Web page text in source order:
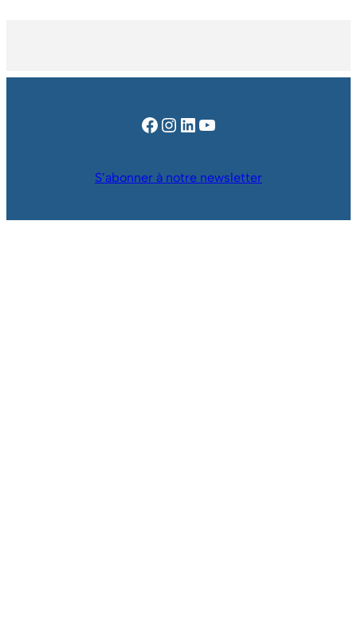
Facebook
Instagram
LinkedIn
YouTube
S’abonner à notre newsletter